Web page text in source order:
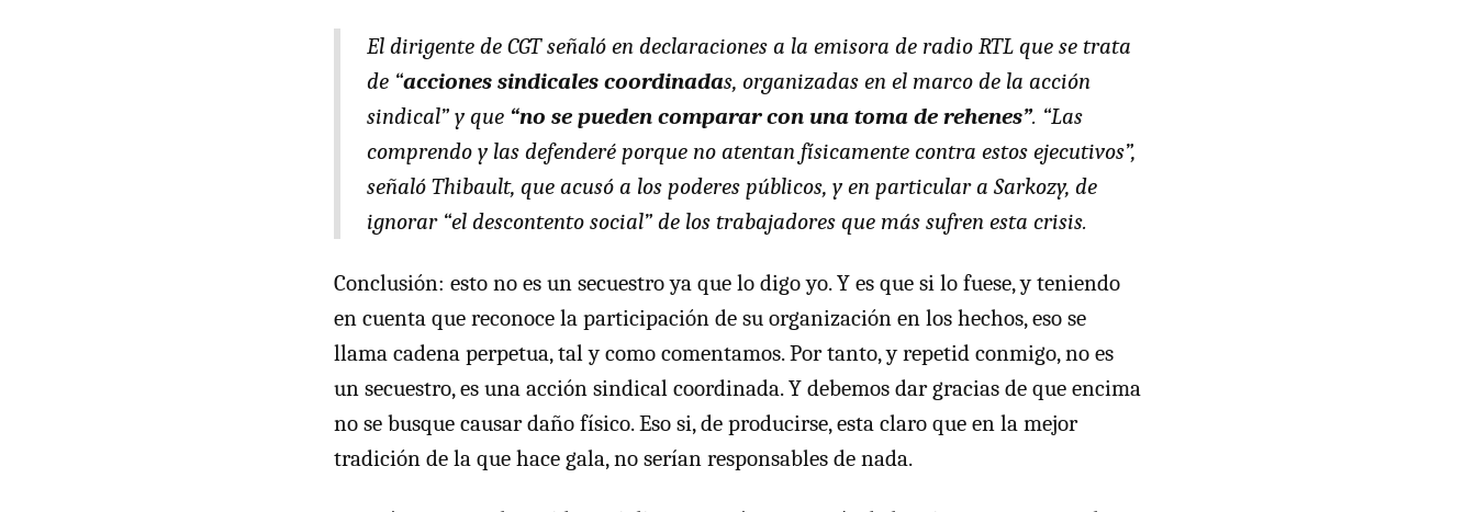
El dirigente de CGTseñaló en declaraciones a la emisora de radio RTL que se trata
de “acciones sindicales coordinadas, organizadas en el marco de la acción
sindical” y que “no se pueden comparar con una toma de rehenes”. “Las
comprendo y las defenderé porque no atentan físicamente contra estos ejecutivos”,
señaló Thibault, que acusó a los poderes públicos, y en particular a Sarkozy, de
ignorar “el descontento social” de los trabajadores que más sufren esta crisis.
Conclusión: esto no es un secuestro ya que lo digo yo. Y es que si lo fuese, y teniendo
en cuenta que reconoce la participación de su organización en los hechos, eso se
llama cadena perpetua, tal y como comentamos. Por tanto, y repetid conmigo, no es
un secuestro, es una acción sindical coordinada. Y debemos dar gracias de que encima
no se busque causar daño físico. Eso si, de producirse, esta claro que en la mejor
tradición de la que hace gala, no serían responsables de nada.